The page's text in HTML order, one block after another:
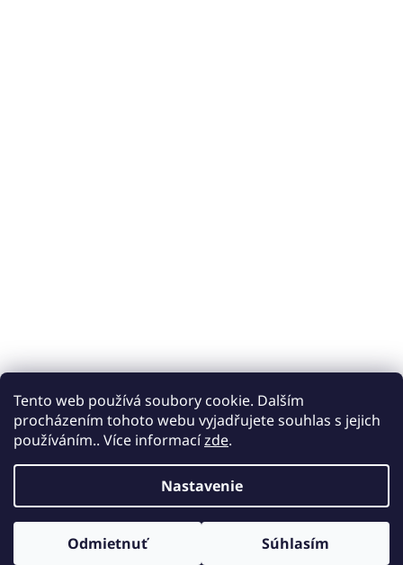
Tento web používá soubory cookie. Dalším
procházením tohoto webu vyjadřujete souhlas s jejich
používáním.. Více informacízde.
Nastavenie
Odmietnuť Súhlasím